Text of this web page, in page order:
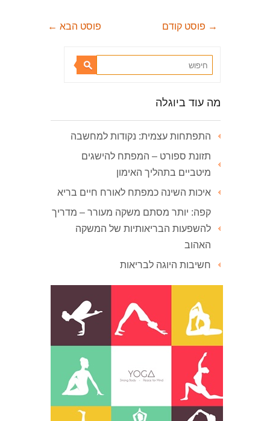
פוסט הבא ← → פוסט קודם
מה עוד ביוגלה
התפתחות עצמית: נקודות למחשבה
תזונת ספורט – המפתח להישגים
מיטביים בתהליך האימון
איכות השינה כמפתח לאורח חיים בריא
קפה: יותר מסתם משקה מעורר – מדריך
להשפעות הבריאותיות של המשקה
האהוב
חשיבות היוגה לבריאות